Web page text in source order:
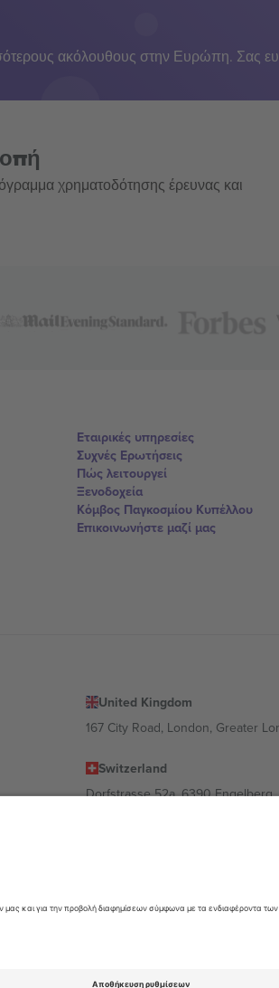
ακόλουθους στην Ευρώπη. Σας
χρηματοδότησης έρευνας και
Εταιρικές υπηρεσίες
Συχνές Ερωτήσεις
Πώς λειτουργεί
Ξενοδοχεία
Κόμβος Παγκοσμίου Κυπέλλου
Επικοινωνήστε μαζί μας
United Kingdom
167 City Road, London, Greater
Switzerland
Dorfstrasse 52a, 6390 Engelberg,
Mexico
Οροι. © 2026 Ticombo. All rights